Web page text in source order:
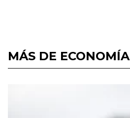
MÁS DE ECONOMÍA